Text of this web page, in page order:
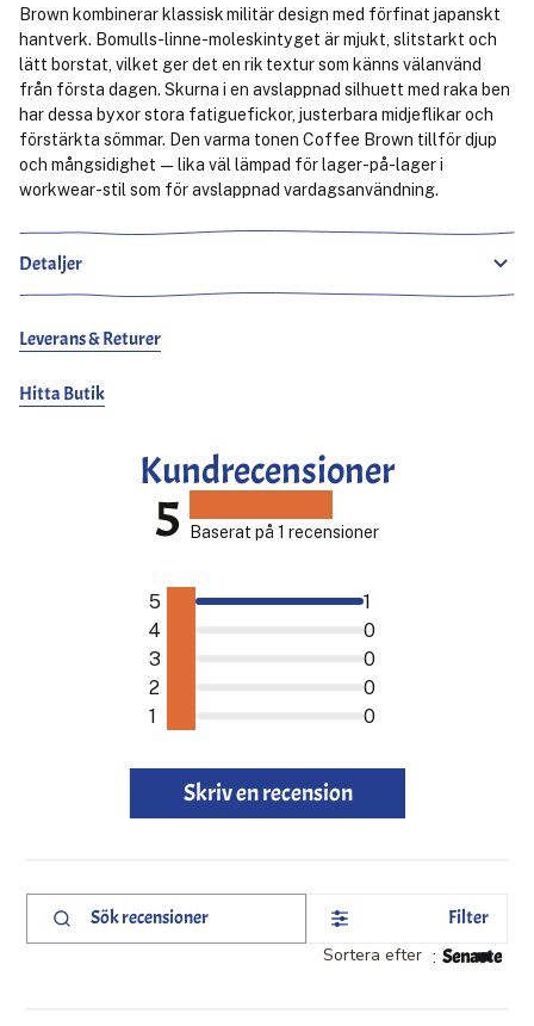
Brown kombinerar klassisk militär design med förfinat japanskt
hantverk. Bomulls-linne-moleskintyget är mjukt, slitstarkt och
lätt borstat, vilket ger det en rik textur som känns välanvänd
från första dagen. Skurna i en avslappnad silhuett med raka ben
har dessa byxor stora fatiguefickor, justerbara midjeflikar och
förstärkta sömmar. Den varma tonen Coffee Brown tillför djup
och mångsidighet — lika väl lämpad för lager-på-lager i
workwear-stil som för avslappnad vardagsanvändning.
Detaljer
Leverans & Returer
Hitta Butik
Kundrecensioner
5 Baserat på 1 recensioner
5
1
4
0
3
0
2
0
1
0
Skriv en recension
Sök
Filter
Sortera efter : Senaste